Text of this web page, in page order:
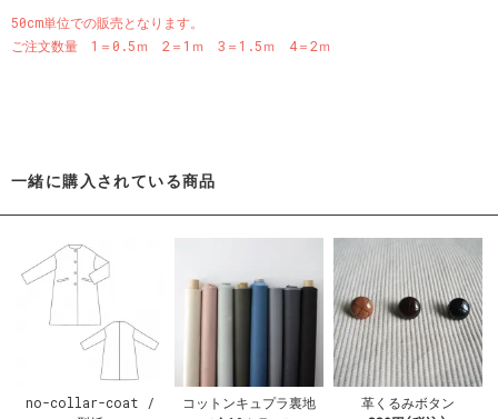
50cm単位での販売となります。
ご注文数量 1＝0.5ｍ 2＝1ｍ 3＝1.5ｍ 4＝2ｍ
一緒に購入されている商品
no-collar-coat /
コットンキュプラ裏地
革くるみボタン